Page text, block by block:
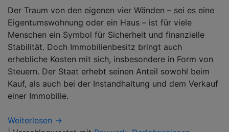
Der Traum von den eigenen vier Wänden – sei es eine
Eigentumswohnung oder ein Haus – ist für viele
Menschen ein Symbol für Sicherheit und finanzielle
Stabilität. Doch Immobilienbesitz bringt auch
erhebliche Kosten mit sich, insbesondere in Form von
Steuern. Der Staat erhebt seinen Anteil sowohl beim
Kauf, als auch bei der Instandhaltung und dem Verkauf
einer Immobilie.
Weiterlesen →